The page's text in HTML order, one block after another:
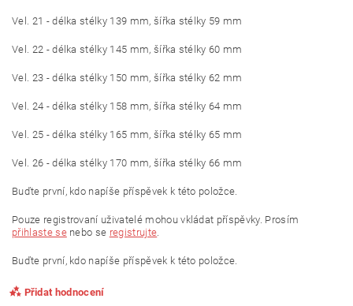
Vel. 21 - délka stélky 139 mm, šířka stélky 59 mm
Vel. 22 - délka stélky 145 mm, šířka stélky 60 mm
Vel. 23 - délka stélky 150 mm, šířka stélky 62 mm
Vel. 24 - délka stélky 158 mm, šířka stélky 64 mm
Vel. 25 - délka stélky 165 mm, šířka stélky 65 mm
Vel. 26 - délka stélky 170 mm, šířka stélky 66 mm
Buďte první, kdo napíše příspěvek k této položce.
Pouze registrovaní uživatelé mohou vkládat příspěvky. Prosím
přihlaste senebo se registrujte.
Buďte první, kdo napíše příspěvek k této položce.
Přidat hodnocení